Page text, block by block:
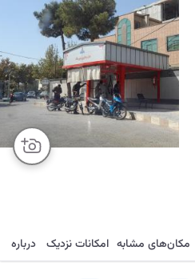
ارسال
مکان‌های مشابه امکانات نزدیک درباره